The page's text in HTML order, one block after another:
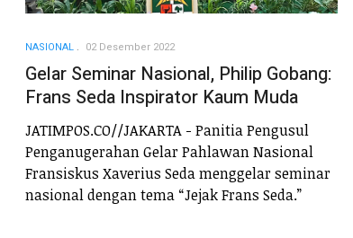
NASIONAL 02 Desember 2022
Gelar Seminar Nasional, Philip Gobang:
Frans Seda Inspirator Kaum Muda
JATIMPOS.CO//JAKARTA - Panitia Pengusul
Penganugerahan Gelar Pahlawan Nasional
Fransiskus Xaverius Seda menggelar seminar
nasional dengan tema “Jejak Frans Seda.”